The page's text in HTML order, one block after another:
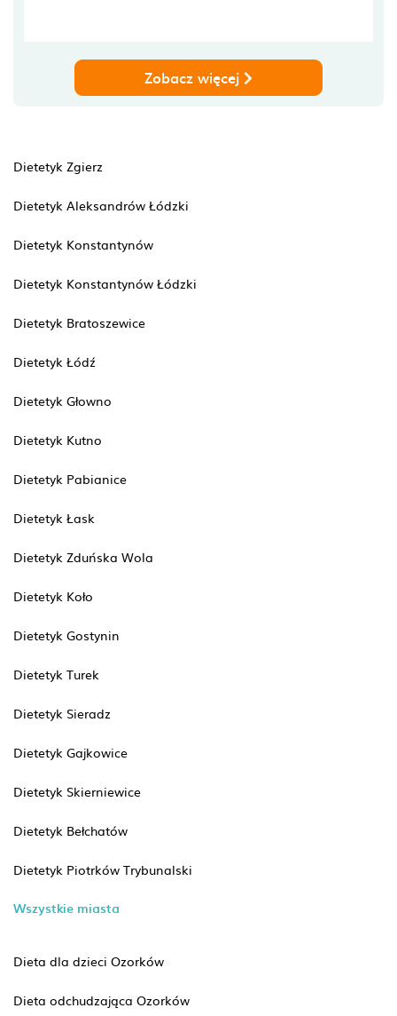
Zobacz więcej
Dietetyk Zgierz
Dietetyk Aleksandrów Łódzki
Dietetyk Konstantynów
Dietetyk Konstantynów Łódzki
Dietetyk Bratoszewice
Dietetyk Łódź
Dietetyk Głowno
Dietetyk Kutno
Dietetyk Pabianice
Dietetyk Łask
Dietetyk Zduńska Wola
Dietetyk Koło
Dietetyk Gostynin
Dietetyk Turek
Dietetyk Sieradz
Dietetyk Gajkowice
Dietetyk Skierniewice
Dietetyk Bełchatów
Dietetyk Piotrków Trybunalski
Wszystkie miasta
Dieta dla dzieci Ozorków
Dieta odchudzająca Ozorków